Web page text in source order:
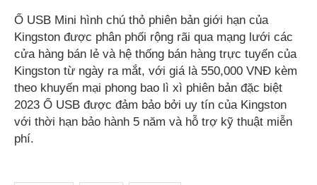
Ổ USB Mini hình chú thỏ phiên bản giới hạn của
Kingston được phân phối rộng rãi qua mạng lưới các
cửa hàng bán lẻ và hệ thống bán hàng trực tuyến của
Kingston từ ngày ra mắt, với giá là 550,000 VNĐ kèm
theo khuyến mại phong bao lì xì phiên bản đặc biệt
2023 Ổ USB được đảm bảo bởi uy tín của Kingston
với thời hạn bảo hành 5 năm và hỗ trợ kỹ thuật miễn
phí.